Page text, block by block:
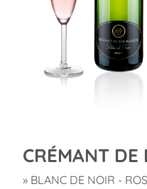
CRÉMANT DE
» BLANC DE NOIR -